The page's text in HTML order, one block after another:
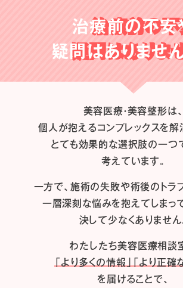
治療前の不安
疑問はありませ
美容医療・美容整形は、
個人が抱えるコンプレックスを
とても効果的な選択肢の一つ
考えています。
一方で、施術の失敗や術後のトラ
一層深刻な悩みを抱えてしまっ
決して少なくありません
わたしたち美容医療相談
「より多くの情報」「より正確
を届けることで、